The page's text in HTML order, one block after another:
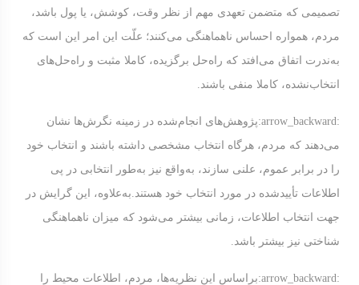
تصمیمی که متضمن تعهدی مهم از نظر وقت، کوشش، یا پول باشد،
مردم، همواره احساس ناهماهنگی می‌کنند؛ علّت این امر این است که
به‌ندرت اتفاق می‌افتد که راه‌حل برگزیده، کاملا مثبت و راه‌حل‌های
انتخاب‌نشده، کاملا منفی باشند.
:arrow_backward:
پژوهش‌های انجام‌شده در زمینه نگرش‌ها نشان
می‌دهند که مردم، هرگاه انتخاب مشخصی داشته باشند و انتخاب خود
را در برابر عموم، علنی سازند، به‌واقع نیز به‌طور انتخابی در پی
اطلاعات تأییدشده در مورد انتخاب خود هستند.به‌علاوه، این گرایش در
جهت انتخاب اطلاعات، زمانی بیشتر می‌شود که میزان ناهماهنگی
شناختی نیز بیشتر باشد.
:arrow_backward:
براساس این نظریه‌ها، مردم، اطلاعات محیط را